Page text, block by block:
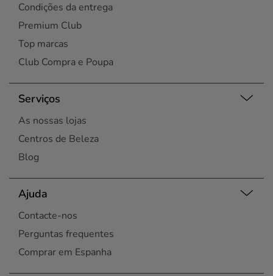
Condições da entrega
Premium Club
Top marcas
Club Compra e Poupa
Serviços
As nossas lojas
Centros de Beleza
Blog
Ajuda
Contacte-nos
Perguntas frequentes
Comprar em Espanha